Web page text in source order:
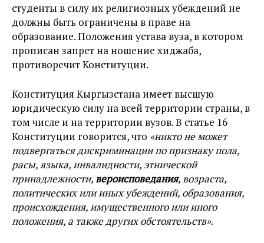
студенты в силу их религиозных убеждений не
должны быть ограничены в праве на
образование. Положения устава вуза, в котором
прописан запрет на ношение хиджаба,
противоречит Конституции.
Конституция Кыргызстана имеет высшую
юридическую силу на всей территории страны, в
том числе и на территории вузов. В статье 16
Конституции говорится, что «никто не может
подвергаться дискриминации по признаку пола,
расы, языка, инвалидности, этнической
принадлежности,вероисповедания, возраста,
политических или иных убеждений, образования,
происхождения, имущественного или иного
положения, а также других обстоятельств».